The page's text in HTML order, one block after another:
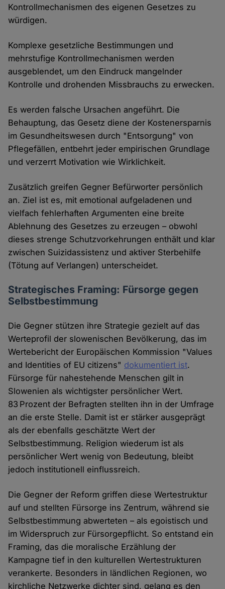
Kontrollmechanismen des eigenen Gesetzes zu
würdigen.
Komplexe gesetzliche Bestimmungen und
mehrstufige Kontrollmechanismen werden
ausgeblendet, um den Eindruck mangelnder
Kontrolle und drohenden Missbrauchs zu erwecken.
Es werden falsche Ursachen angeführt. Die
Behauptung, das Gesetz diene der Kostenersparnis
im Gesundheitswesen durch "Entsorgung" von
Pflegefällen, entbehrt jeder empirischen Grundlage
und verzerrt Motivation wie Wirklichkeit.
Zusätzlich greifen Gegner Befürworter persönlich
an. Ziel ist es, mit emotional aufgeladenen und
vielfach fehlerhaften Argumenten eine breite
Ablehnung des Gesetzes zu erzeugen – obwohl
dieses strenge Schutzvorkehrungen enthält und klar
zwischen Suizidassistenz und aktiver Sterbehilfe
(Tötung auf Verlangen) unterscheidet.
Strategisches Framing: Fürsorge gegen
Selbstbestimmung
Die Gegner stützen ihre Strategie gezielt auf das
Werteprofil der slowenischen Bevölkerung, das im
Wertebericht der Europäischen Kommission "Values
and Identities of EU citizens" dokumentiert ist.
Fürsorge für nahestehende Menschen gilt in
Slowenien als wichtigster persönlicher Wert.
83 Prozent der Befragten stellten ihn in der Umfrage
an die erste Stelle. Damit ist er stärker ausgeprägt
als der ebenfalls geschätzte Wert der
Selbstbestimmung. Religion wiederum ist als
persönlicher Wert wenig von Bedeutung, bleibt
jedoch institutionell einflussreich.
Die Gegner der Reform griffen diese Wertestruktur
auf und stellten Fürsorge ins Zentrum, während sie
Selbstbestimmung abwerteten – als egoistisch und
im Widerspruch zur Fürsorgepflicht. So entstand ein
Framing, das die moralische Erzählung der
Kampagne tief in den kulturellen Wertestrukturen
verankerte. Besonders in ländlichen Regionen, wo
kirchliche Netzwerke dichter sind, gelang es den